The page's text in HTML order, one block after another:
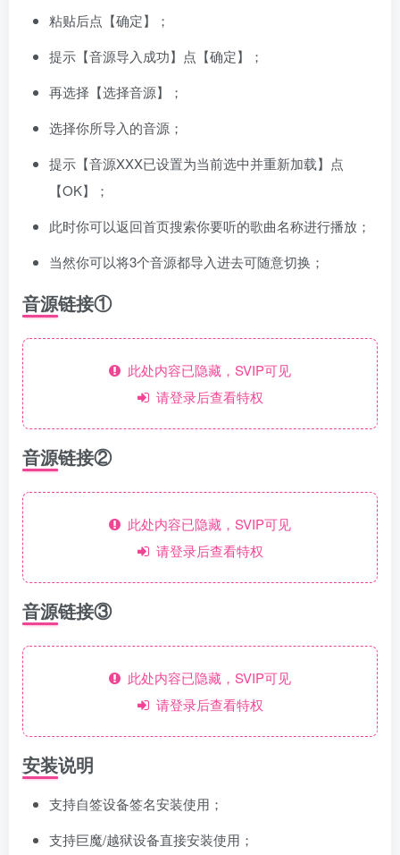
粘贴后点【确定】；
提示【音源导入成功】点【确定】；
再选择【选择音源】；
选择你所导入的音源；
提示【音源XXX已设置为当前选中并重新加载】点
【OK】；
此时你可以返回首页搜索你要听的歌曲名称进行播放；
当然你可以将3个音源都导入进去可随意切换；
音源链接①
此处内容已隐藏，SVIP可见
请登录后查看特权
音源链接②
此处内容已隐藏，SVIP可见
请登录后查看特权
音源链接③
此处内容已隐藏，SVIP可见
请登录后查看特权
安装说明
支持自签设备签名安装使用；
支持巨魔/越狱设备直接安装使用；